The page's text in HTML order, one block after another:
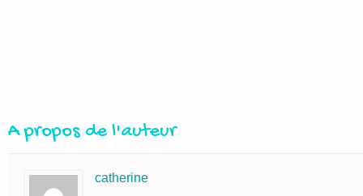
A propos de l'auteur
catherine